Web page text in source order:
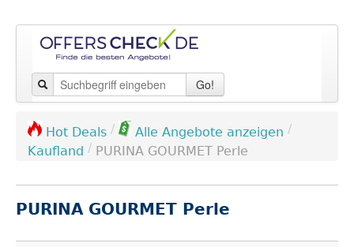
Go!
Hot Deals / Alle Angebote anzeigen /
Kaufland / PURINA GOURMET Perle
PURINA GOURMET Perle